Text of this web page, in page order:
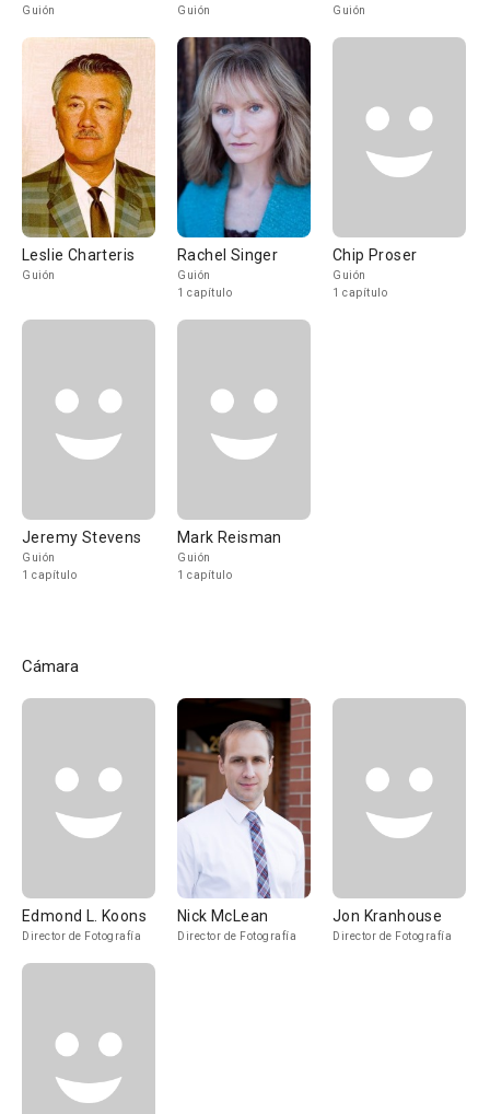
Guión Guión Guión
Leslie Charteris
Guión
Rachel Singer
Guión
1 capítulo
Chip Proser
Guión
1 capítulo
Jeremy Stevens
Guión
1 capítulo
Mark Reisman
Guión
1 capítulo
Cámara
Edmond L. Koons
Director de Fotografía
Nick McLean
Director de Fotografía
Jon Kranhouse
Director de Fotografía